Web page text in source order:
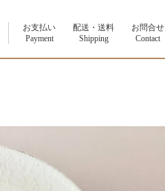
お支払い
Payment
配送・送料
Shipping
お問合せ
Contact